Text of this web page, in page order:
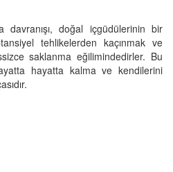
davranışı, doğal içgüdülerinin bir
tehlikelerden kaçınmak ve
saklanma eğilimindedirler. Bu
hayatta kalma ve kendilerini